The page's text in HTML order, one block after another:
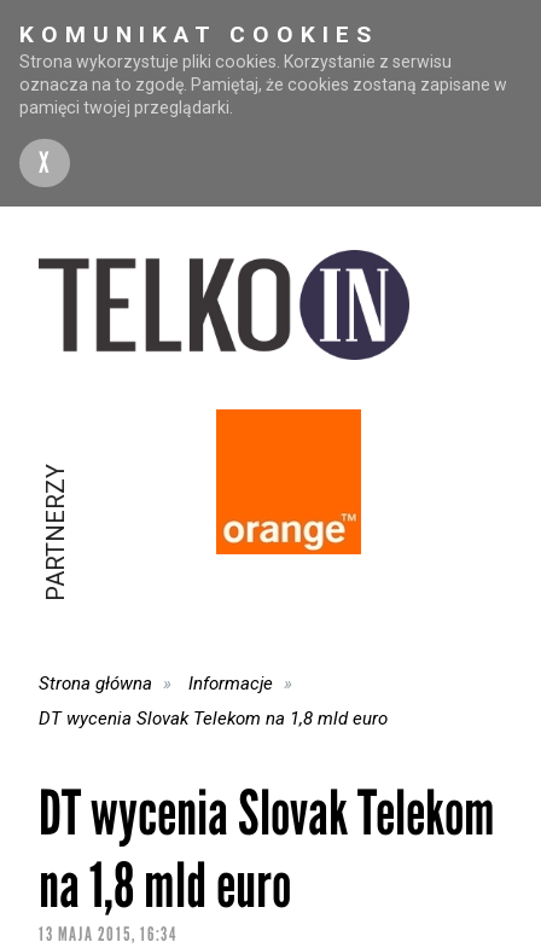
KOMUNIKAT COOKIES
Strona wykorzystuje pliki cookies. Korzystanie z serwisu
oznacza na to zgodę. Pamiętaj, że cookies zostaną zapisane w
pamięci twojej przeglądarki.
X
PARTNERZY
Strona główna
Informacje
DT wycenia Slovak Telekom na 1,8 mld euro
DT wycenia Slovak Telekom
na 1,8 mld euro
13 MAJA 2015, 16:34